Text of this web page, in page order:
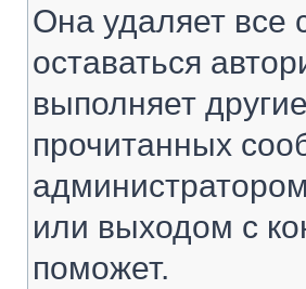
Она удаляет все
оставаться
выполняет
прочитанных
или выходом с
поможет.